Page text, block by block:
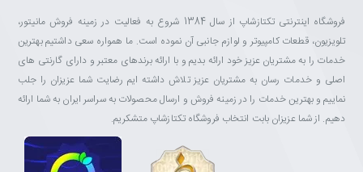
فروشگاه اینترنتی تکتازشاپ از سال 1384 شروع به فعالیت در زمینه فروش مانیتور،
تلویزیون، قطعات کامپیوتر و لوازم جانبی آن نموده است. ما همواره سعی داشتیم بهترین
خدمات را به مشتریان عزیز خود ارائه بدیم و با ارائه برندهای معتبر و دارای گارنتی های
اصلی و خدمات رسان به مشتریان عزیز تلاش داشته ایم رضایت شما عزیزان را جلب
نماییم و بهترین خدمات را در زمینه فروش و ارسال محصولات به سراسر ایران به شما ارائه
دهیم. از شما عزیزان بابت انتخاب فروشگاه تکتازشاپ متشکریم.